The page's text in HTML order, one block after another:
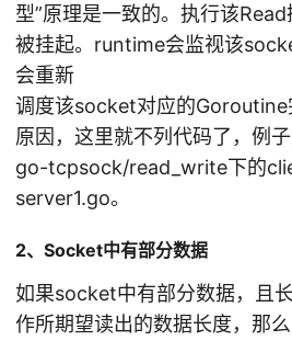
型”原理是一致的。执行该
被挂起。runtime会监视该
会重新
调度该socket对应的
原因，这里就不列代码了，例子
go-tcpsock/read_write下的
server1.go。
2、Socket中有部分数据
如果socket中有部分数据，且
作所期望读出的数据长度，那